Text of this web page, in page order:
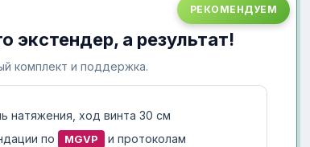
РЕКОМЕНДУЕМ
экстендер, а результат!
комплект и поддержка.
натяжения, ход винта 30 см
по MGVP
и протоколам